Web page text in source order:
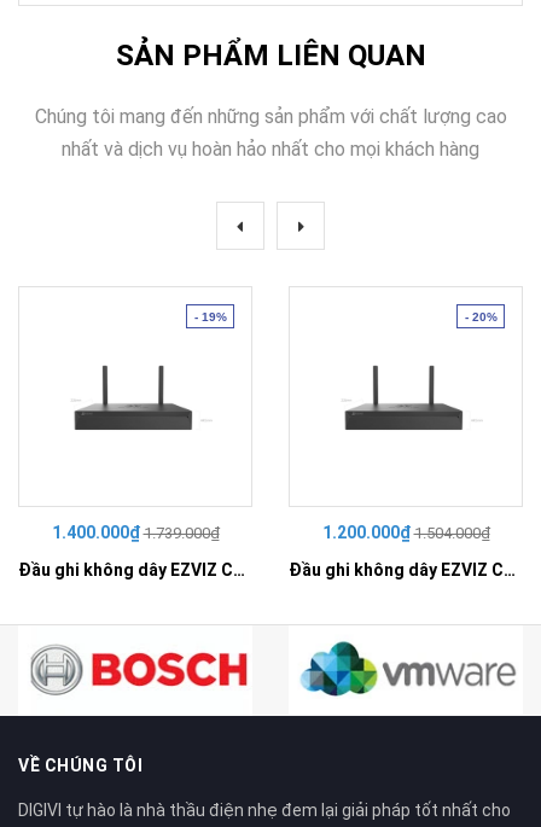
SẢN PHẨM LIÊN QUAN
Chúng tôi mang đến những sản phẩm với chất lượng cao
nhất và dịch vụ hoàn hảo nhất cho mọi khách hàng
- 19%
1.400.000₫1.739.000₫
Đầu ghi không dây EZVIZ CS-X5S-R100-8W
- 20%
1.200.000₫1.504.000₫
Đầu ghi không dây EZVIZ CS-X5S-R100-4W
VỀ CHÚNG TÔI
DIGIVI tự hào là nhà thầu điện nhẹ đem lại giải pháp tốt nhất cho